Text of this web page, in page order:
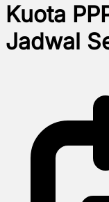
Kuota
Jadwal